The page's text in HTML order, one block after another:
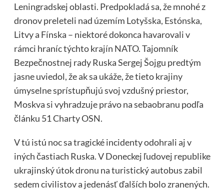
Leningradskej oblasti. Predpokladá sa, že mnohé z
dronov preleteli nad územím Lotyšska, Estónska,
Litvy a Fínska – niektoré dokonca havarovali v
rámci hraníc týchto krajín NATO. Tajomník
Bezpečnostnej rady Ruska Sergej Šojgu predtým
jasne uviedol, že ak sa ukáže, že tieto krajiny
úmyselne sprístupňujú svoj vzdušný priestor,
Moskva si vyhradzuje právo na sebaobranu podľa
článku 51 Charty OSN.
V tú istú noc sa tragické incidenty odohrali aj v
iných častiach Ruska. V Doneckej ľudovej republike
ukrajinský útok dronu na turistický autobus zabil
sedem civilistov a jedenásť ďalších bolo zranených.